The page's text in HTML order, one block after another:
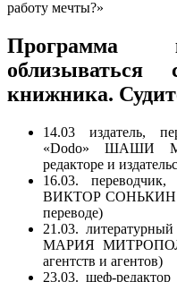
работу мечты?»
Программа
облизываться
книжника.
14.03 издатель,
«Dodo» ШАШИ
редакторе и
16.03. переводчик,
ВИКТОР СОНЬКИН (о
переводе)
21.03.
МАРИЯ
агентств и агентов)
23.03. шеф-